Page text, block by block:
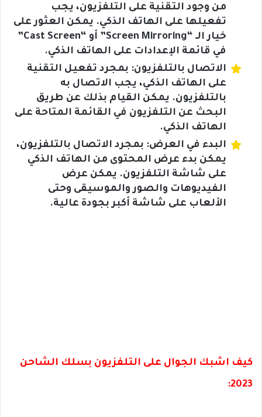
من وجود التقنية على التلفزيون، يجب
تفعيلها على الهاتف الذكي. يمكن العثور على
خيار الـ “Screen Mirroring” أو “Cast Screen”
في قائمة الإعدادات على الهاتف الذكي.
الاتصال بالتلفزيون: بمجرد تفعيل التقنية
على الهاتف الذكي، يجب الاتصال به
بالتلفزيون. يمكن القيام بذلك عن طريق
البحث عن التلفزيون في القائمة المتاحة على
الهاتف الذكي.
البدء في العرض: بمجرد الاتصال بالتلفزيون،
يمكن بدء عرض المحتوى من الهاتف الذكي
على شاشة التلفزيون. يمكن عرض
الفيديوهات والصور والموسيقى وحتى
الألعاب على شاشة أكبر بجودة عالية.
كيف اشبك الجوال على التلفزيون بسلك الشاحن
2023: